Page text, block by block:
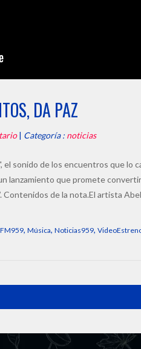
DA PAZ
| Categoría : noticias
sonido de los encuentros que lo
lanzamiento que promete
Contenidos de la nota.El artista
, Música, Noticias959,